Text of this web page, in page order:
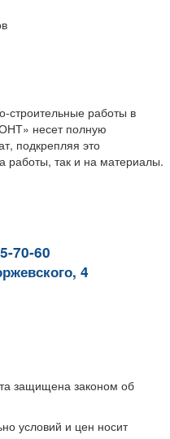
работы в
несет полную
подкрепляя это
работы, так и на материалы.
70-60
4
защищена законом об
условий и цен носит